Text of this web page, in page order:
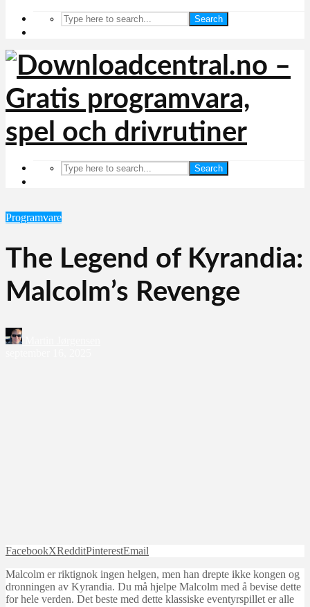
Search
Search
Programvare
The Legend of Kyrandia:
Malcolm’s Revenge
FacebookXRedditPinterestEmail
Malcolm er riktignok ingen helgen, men han drepte ikke kongen og
dronningen av Kyrandia. Du må hjelpe Malcolm med å bevise dette
for hele verden. Det beste med dette klassiske eventyrspillet er alle